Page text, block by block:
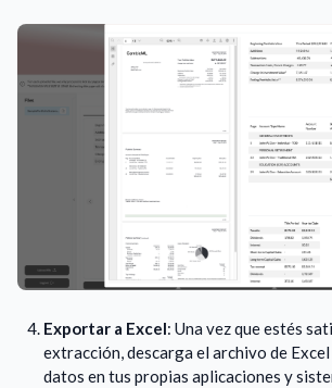
Exportar a Excel: Una vez que estés
extracción, descarga el archivo de
datos en tus propias aplicaciones y